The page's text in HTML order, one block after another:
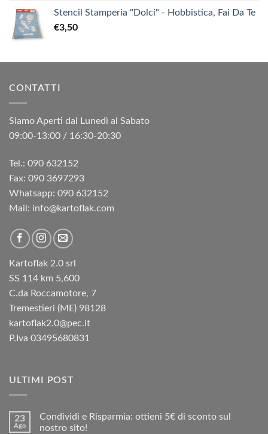
Stencil Stamperia "Dolci" - Hobbistica, Fai Da Te
€3,50
CONTATTI
Siamo Aperti dal Lunedì al Sabato
09:00-13:00 / 16:30-20:30
Tel.: 090 632152
Fax: 090 3697293‬
Whatsapp: 090 632152
Mail: info@kartoflak.com
Kartoflak 2.0 srl
SS 114 km 5,600
C.da Roccamotore, 7
Tremestieri (ME) 98128
kartoflak2.0@pec.it
P.Iva 03495680831
ULTIMI POST
23
Ago
Condividi e Risparmia: ottieni 5€ di sconto sul
nostro sito!